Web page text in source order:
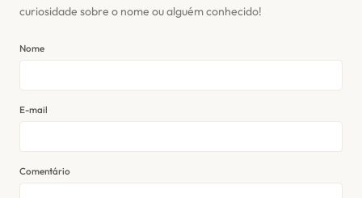
curiosidade sobre o nome ou alguém conhecido!
Nome
E-mail
Comentário